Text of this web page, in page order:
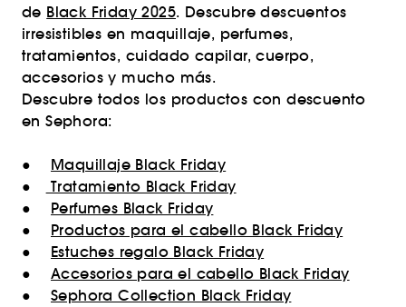
de Black Friday 2025. Descubre descuentos
irresistibles en maquillaje, perfumes,
tratamientos, cuidado capilar, cuerpo,
accesorios y mucho más.
Descubre todos los productos con descuento
en Sephora:
● Maquillaje Black Friday
●
Tratamiento Black Friday
● Perfumes Black Friday
● Productos para el cabello Black Friday
● Estuches regalo Black Friday
● Accesorios para el cabello Black Friday
● Sephora Collection Black Friday